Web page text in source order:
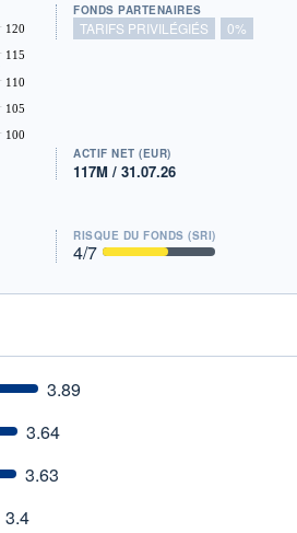
100
105
110
115
120
FONDS PARTENAIRES
TARIFS PRIVILÉGIÉS 0%
ACTIF NET (EUR)
117M / 31.07.26
RISQUE DU FONDS (SRI)
4/7
3.89
3.64
3.63
3.4